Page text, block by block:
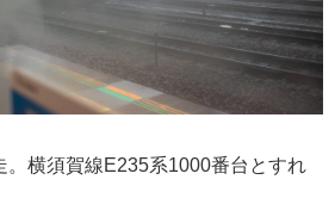
。横須賀線E235系1000番台とすれ